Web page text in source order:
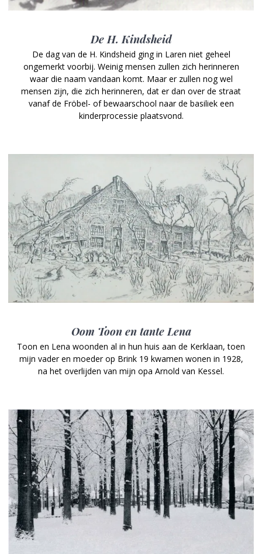
De H. Kindsheid
De dag van de H. Kindsheid ging in Laren niet geheel
ongemerkt voorbij. Weinig mensen zullen zich herinneren
waar die naam vandaan komt. Maar er zullen nog wel
mensen zijn, die zich herinneren, dat er dan over de straat
vanaf de Fröbel- of bewaarschool naar de basiliek een
kinderprocessie plaatsvond.
Oom Toon en tante Lena
Toon en Lena woonden al in hun huis aan de Kerklaan, toen
mijn vader en moeder op Brink 19 kwamen wonen in 1928,
na het overlijden van mijn opa Arnold van Kessel.